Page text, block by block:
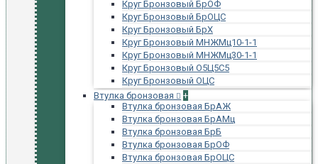
Круг Бронзовый БрОФ
Круг Бронзовый БрОЦС
Круг Бронзовый БрХ
Круг Бронзовый МНЖМц10-1-1
Круг Бронзовый МНЖМц30-1-1
Круг Бронзовый О5Ц5С5
Круг Бронзовый ОЦС
Втулка бронзовая
+
Втулка бронзовая БрАЖ
Втулка бронзовая БрАМц
Втулка бронзовая БрБ
Втулка бронзовая БрОФ
Втулка бронзовая БрОЦС